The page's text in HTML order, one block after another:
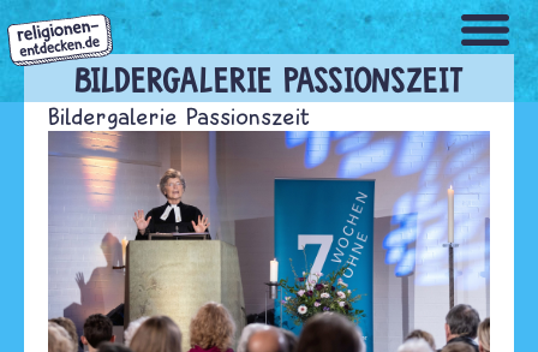
Direkt
zum
Inhalt
BILDERGALERIE PASSIONSZEIT
Bildergalerie Passionszeit